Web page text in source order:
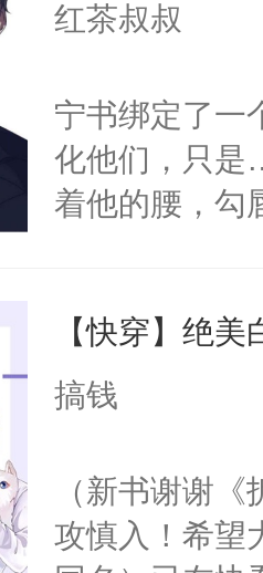
红茶叔叔
宁书绑定了一
化他们，只是
着他的腰，勾
来，给老公
用力——为你
【快穿】绝
搞钱
（新书谢谢
攻慎入！希望